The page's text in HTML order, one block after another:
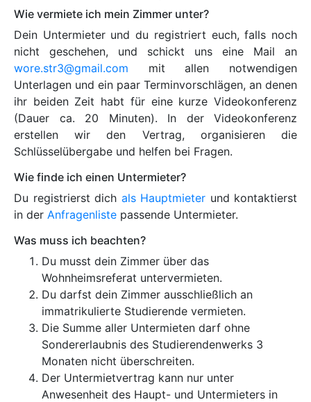
Wie vermiete ich mein Zimmer unter?
Dein Untermieter und du registriert euch, falls noch
nicht geschehen, und schickt uns eine Mail an
wore.str3@gmail.com mit allen notwendigen
Unterlagen und ein paar Terminvorschlägen, an denen
ihr beiden Zeit habt für eine kurze Videokonferenz
(Dauer ca. 20 Minuten). In der Videokonferenz
erstellen wir den Vertrag, organisieren die
Schlüsselübergabe und helfen bei Fragen.
Wie finde ich einen Untermieter?
Du registrierst dich als Hauptmieter und kontaktierst
in der Anfragenliste passende Untermieter.
Was muss ich beachten?
Du musst dein Zimmer über das
Wohnheimsreferat untervermieten.
Du darfst dein Zimmer ausschließlich an
immatrikulierte Studierende vermieten.
Die Summe aller Untermieten darf ohne
Sondererlaubnis des Studierendenwerks 3
Monaten nicht überschreiten.
Der Untermietvertrag kann nur unter
Anwesenheit des Haupt- und Untermieters in